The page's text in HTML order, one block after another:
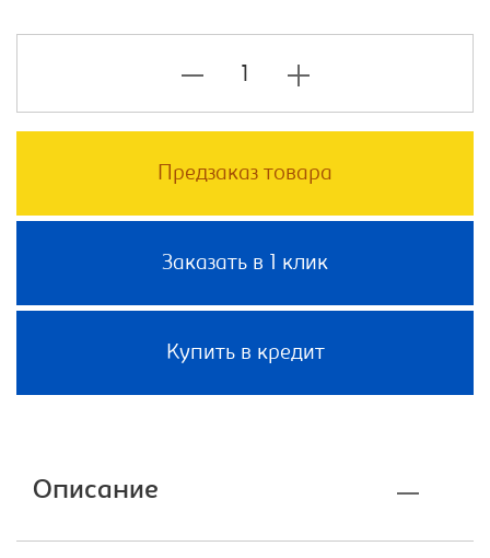
Предзаказ товара
Заказать в 1 клик
Купить в кредит
Описание